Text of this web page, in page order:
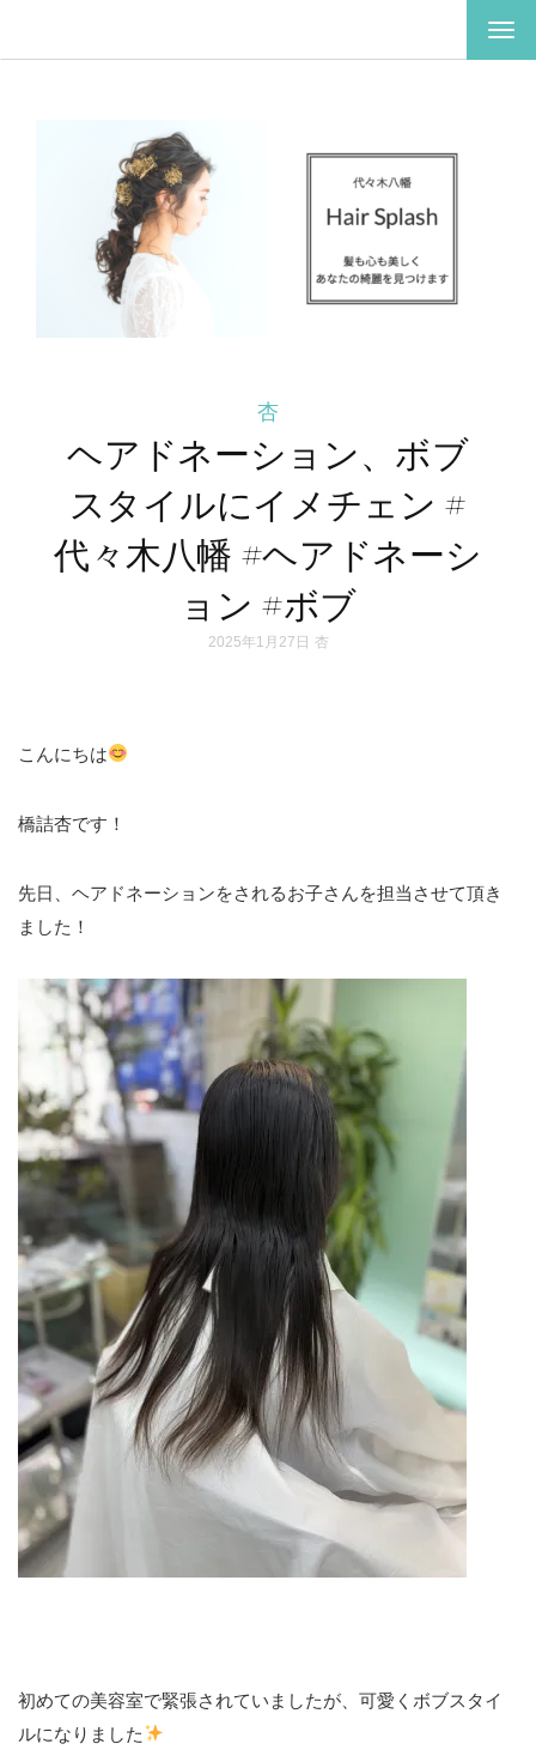
ナ
ゲ
杏
ヘアドネーション、ボブ
スタイルにイメチェン #
代々木八幡 #ヘアドネーシ
ョン #ボブ
2025年1月27日 杏
こんにちは
橋詰杏です！
先日、ヘアドネーションをされるお子さんを担当させて頂き
ました！
初めての美容室で緊張されていましたが、可愛くボブスタイ
ルになりました